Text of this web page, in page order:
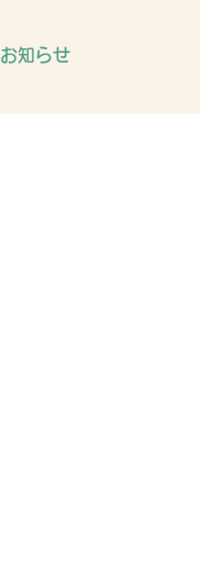
お知らせ